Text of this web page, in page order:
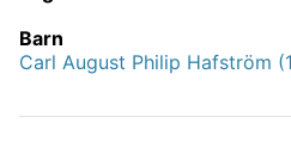
Barn
Carl August Philip Hafström